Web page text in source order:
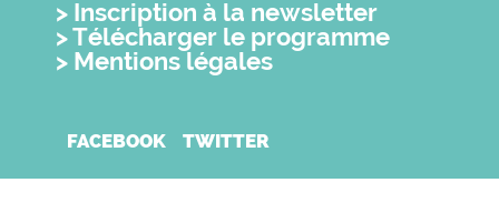
Inscription à la newsletter
Télécharger le programme
Mentions légales
FACEBOOK TWITTER